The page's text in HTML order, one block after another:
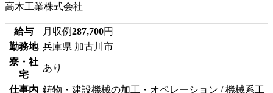
高木工業株式会社
給与 月収例287,700円
勤務地 兵庫県 加古川市
寮・社
宅
あり
仕事内 鋳物・建設機械の加工・オペレーション / 機械系工